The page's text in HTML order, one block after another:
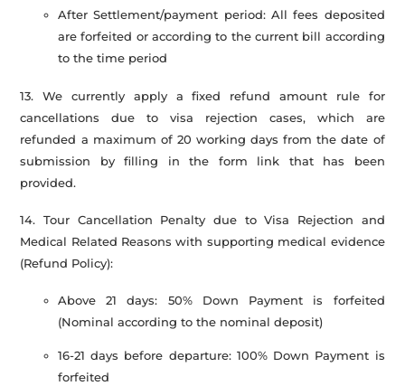
After Settlement/payment period: All fees deposited
are forfeited or according to the current bill according
to the time period
13. We currently apply a fixed refund amount rule for
cancellations due to visa rejection cases, which are
refunded a maximum of 20 working days from the date of
submission by filling in the form link that has been
provided.
14. Tour Cancellation Penalty due to Visa Rejection and
Medical Related Reasons with supporting medical evidence
(Refund Policy):
Above 21 days: 50% Down Payment is forfeited
(Nominal according to the nominal deposit)
16-21 days before departure: 100% Down Payment is
forfeited